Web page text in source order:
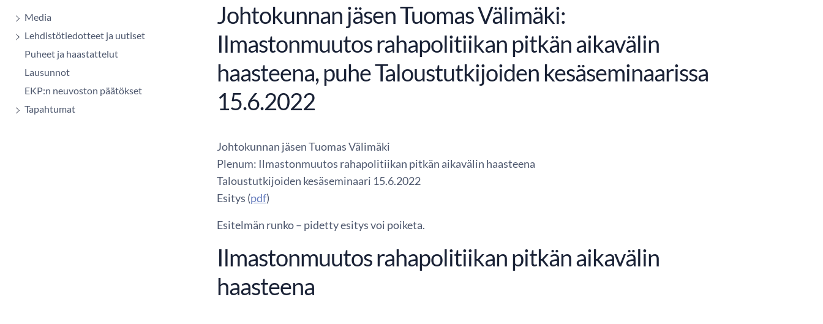
Media
Lehdistötiedotteet ja uutiset
Puheet ja haastattelut
Lausunnot
EKP:n neuvoston päätökset
Tapahtumat
Johtokunnan jäsen Tuomas Välimäki:
Ilmastonmuutos rahapolitiikan pitkän aikavälin
haasteena, puhe Taloustutkijoiden kesäseminaarissa
15.6.2022
Johtokunnan jäsen Tuomas Välimäki
Plenum: Ilmastonmuutos rahapolitiikan pitkän aikavälin haasteena
Taloustutkijoiden kesäseminaari 15.6.2022
Esitys (pdf)
Esitelmän runko – pidetty esitys voi poiketa.
Ilmastonmuutos rahapolitiikan pitkän aikavälin
haasteena